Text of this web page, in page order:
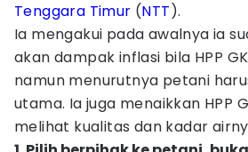
Tenggara Timur (NTT).
Ia mengakui pada awalnya ia
akan dampak inflasi bila HPP
namun menurutnya petani
utama. Ia juga menaikkan HPP
melihat kualitas dan kadar